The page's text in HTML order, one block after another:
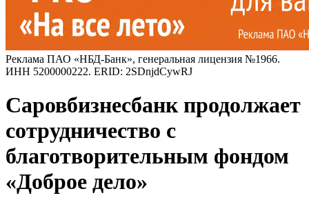
Реклама ПАО «НБД-Банк», генеральная лицензия №1966.
ИНН 5200000222. ERID: 2SDnjdCywRJ
Саровбизнесбанк продолжает
сотрудничество с
благотворительным фондом
«Доброе дело»